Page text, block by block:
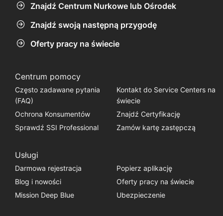
Znajdź Centrum Nurkowe lub Ośrodek
Znajdź swoją następną przygodę
Oferty pracy na świecie
Centrum pomocy
Często zadawane pytania
(FAQ)
Kontakt do Service Centers na
świecie
Ochrona Konsumentów
Znajdź Certyfikację
Sprawdź SSI Professional
Zamów kartę zastępczą
Usługi
Darmowa rejestracja
Popierz aplikację
Blog i nowości
Oferty pracy na świecie
Mission Deep Blue
Ubezpieczenie